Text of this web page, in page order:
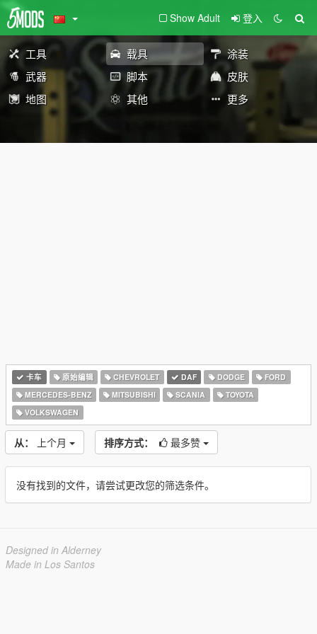
Show Adult 登入
工具 载具
涂装
武器
脚本
皮肤
地图
其他 更多
卡车 原始编辑 CHEVROLET DAF DODGE
FORD
MERCEDES-BENZ
MITSUBISHI SCANIA
TOYOTA
VOLKSWAGEN
从： 上个月 排序方式： 最多赞
没有找到的文件，请尝试更改您的筛选条件。
Designed in Alderney
Made in Los Santos